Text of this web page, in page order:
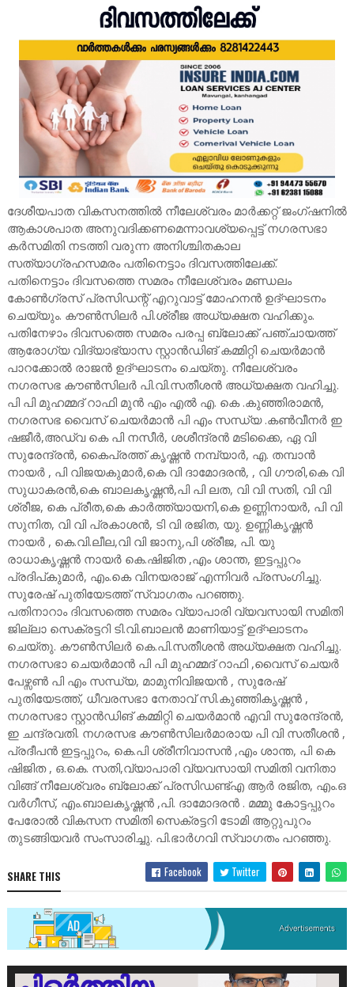
ദേശീയപാത വികസനത്തിൽ നീലേശ്വരം മാർക്കറ്റ് ജംഗ്ഷനിൽ
ആകാശപാത അനുവദിക്കണമെന്നാവശ്യപ്പെട്ട് നഗരസഭാ
കർസമിതി നടത്തി വരുന്ന അനിശ്ചിതകാല
സത്യാഗ്രഹസമരം പതിനെട്ടാം ദിവസത്തിലേക്ക്.
പതിനെട്ടാം ദിവസത്തെ സമരം നീലേശ്വരം മണ്ഡലം
കോൺഗ്രസ് പ്രസിഡന്റ് എറുവാട്ട് മോഹനൻ ഉദ്ഘാടനം
ചെയ്യും. കൗൺസിലർ പി.ശ്രീജ അധ്യക്ഷത വഹിക്കും.
പതിനേഴാം ദിവസത്തെ സമരം പരപ്പ ബ്ലോക്ക് പഞ്ചായത്ത്
ആരോഗ്യ വിദ്യാഭ്യാസ സ്റ്റാൻഡിങ് കമ്മിറ്റി ചെയർമാൻ
പാറക്കോൽ രാജൻ ഉദ്ഘാടനം ചെയ്തു. നീലേശ്വരം
നഗരസഭ കൗൺസിലർ പി.വി.സതീശൻ അധ്യക്ഷത വഹിച്ചു.
പി പി മുഹമ്മദ് റാഫി മുൻ എം എൽ എ. കെ .കുഞ്ഞിരാമൻ,
നഗരസഭ വൈസ് ചെയർമാൻ പി എം സന്ധ്യ .കൺവീനർ ഇ
ഷജീർ,അഡ്വ കെ പി നസീർ, ശശീന്ദ്രൻ മടിക്കൈ, ഏ വി
സുരേന്ദ്രൻ, കൈപ്രത്ത് കൃഷ്ണൻ നമ്പ്യാർ, എ. തമ്പാൻ
നായർ , പി വിജയകുമാർ,കെ വി ദാമോദരൻ, , വി ഗൗരി,കെ വി
സുധാകരൻ,കെ ബാലകൃഷ്ണൻ,പി പി ലത, വി വി സതി, വി വി
ശ്രീജ, കെ പ്രീത,കെ കാർത്ത്യായനി,കെ ഉണ്ണിനായർ, പി വി
സുനിത, വി വി പ്രകാശൻ, ടി വി രജിത, യു. ഉണ്ണികൃഷ്ണൻ
നായർ , കെ.വി.ലീല,വി വി ജാനു,പി ശ്രീജ, പി. യു
രാധാകൃഷ്ണൻ നായർ കെ.ഷിജിത ,എം ശാന്ത, ഇട്ടപ്പുറം
പ്രദിപ്കുമാർ, എം.കെ വിനയരാജ് എന്നിവർ പ്രസംഗിച്ചു.
സുരേഷ് പുതിയേടത്ത് സ്വാഗതം പറഞ്ഞു.
പതിനാറാം ദിവസത്തെ സമരം വ്യാപാരി വ്യവസായി സമിതി
ജില്ലാ സെക്രട്ടറി ടി.വി.ബാലൻ മാണിയാട്ട് ഉദ്ഘാടനം
ചെയ്തു. കൗൺസിലർ കെ.പി.സതീശൻ അധ്യക്ഷത വഹിച്ചു.
നഗരസഭാ ചെയർമാൻ പി പി മുഹമ്മദ് റാഫി ,വൈസ് ചെയർ
പേഴ്സൺ പി എം സന്ധ്യ, മാമുനിവിജയൻ , സുരേഷ്
പുതിയേടത്ത്, ധീവരസഭാ നേതാവ് സി.കുഞ്ഞികൃഷ്ണൻ ,
നഗരസഭാ സ്റ്റാൻഡിങ് കമ്മിറ്റി ചെയർമാൻ എവി സുരേന്ദ്രൻ,
ഇ ചന്ദ്രവതി. നഗരസഭ കൗൺസിലർമാരായ പി വി സതീശൻ ,
പ്രദീപൻ ഇട്ടപ്പുറം, കെ.പി ശ്രീനിവാസൻ ,എം ശാന്ത, പി കെ
ഷിജിത , ഒ.കെ. സതി,വ്യാപാരി വ്യവസായി സമിതി വനിതാ
വിങ്ങ് നീലേശ്വരം ബ്ലോക്ക് പ്രസിഡണ്ട്എ ആർ രജിത, എം.ഒ
വർഗീസ്, എം.ബാലകൃഷ്ണൻ ,പി. ദാമോദരൻ . മമ്മു കോട്ടപ്പുറം
പേരോൽ വികസന സമിതി സെക്രട്ടറി ടോമി ആറ്റുപുറം
തുടങ്ങിയവർ സംസാരിച്ചു. പി.ഭാർഗവി സ്വാഗതം പറഞ്ഞു.
SHARE THIS Facebook Twitter